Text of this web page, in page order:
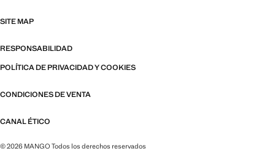
SITE MAP
RESPONSABILIDAD
POLÍTICA DE PRIVACIDAD Y COOKIES
CONDICIONES DE VENTA
CANAL ÉTICO
© 2026 MANGO Todos los derechos reservados